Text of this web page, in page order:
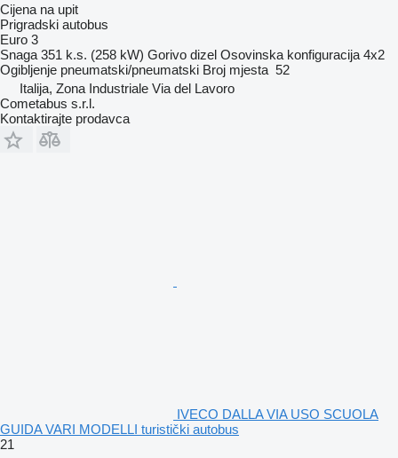
Cijena na upit
Prigradski autobus
Euro 3
Snaga 351 k.s. (258 kW) Gorivo dizel Osovinska konfiguracija 4x2
Ogibljenje pneumatski/pneumatski Broj mjesta 52
Italija, Zona Industriale Via del Lavoro
Cometabus s.r.l.
Kontaktirajte prodavca
IVECO DALLA VIA USO SCUOLA
GUIDA VARI MODELLI turistički autobus
21